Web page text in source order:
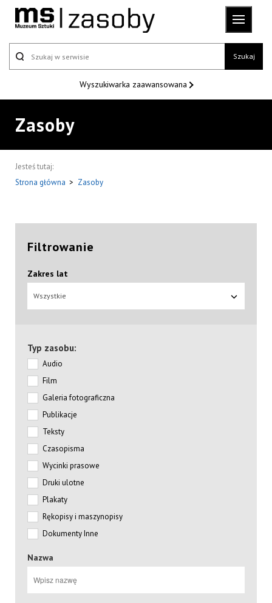
Szukaj
Wyszukiwarka zaawansowana
Zasoby
Jesteś tutaj:
Strona główna > Zasoby
Filtrowanie
Zakres lat
Wszystkie
Typ zasobu:
Audio
Film
Galeria fotograficzna
Publikacje
Teksty
Czasopisma
Wycinki prasowe
Druki ulotne
Plakaty
Rękopisy i maszynopisy
Dokumenty Inne
Nazwa